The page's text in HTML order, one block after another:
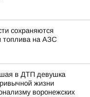
сохраняются
топлива на АЗС
в ДТП девушка
жизни
воронежских